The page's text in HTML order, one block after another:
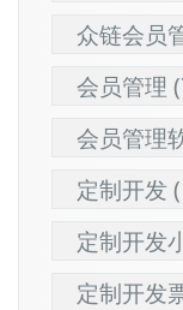
众链会员
会员管理
会员管理
定制开发
定制开发
定制开发